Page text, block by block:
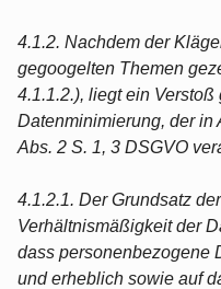
4.1.2. Nachdem der
gegoogelten Themen
4.1.1.2.), liegt ein
Datenminimierung, der in
Abs. 2 S. 1, 3 DSGVO
4.1.2.1. Der Grundsatz
Verhältnismäßigkeit der
dass personenbezogene
und erheblich sowie auf